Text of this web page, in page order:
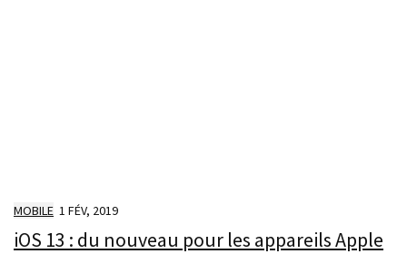
MOBILE 1 FÉV, 2019
iOS 13 : du nouveau pour les appareils Apple